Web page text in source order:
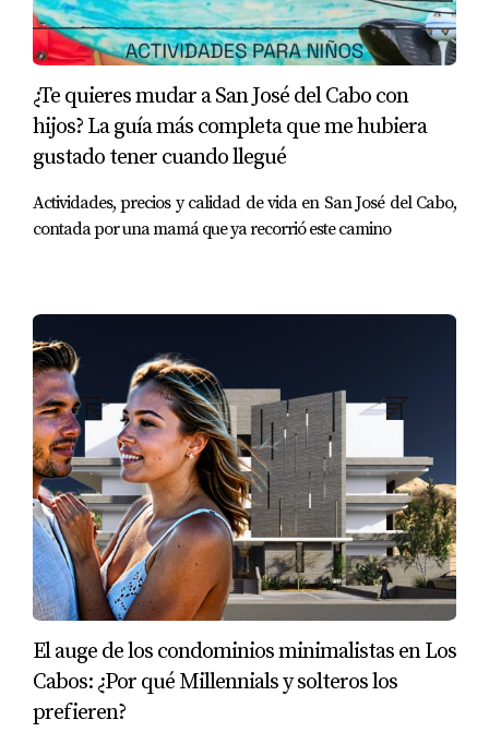
lo que pagas en comision muchas veces lo puedes
pagar en impuestos).
Servicios e Impuesto Predial
Además del ISR y las comisiones, deberás
asegurarte de estar al día con tus servicios e
impuestos prediales antes de cerrar la venta. Esto
incluye pagos por agua, electricidad y otros servicios
adeudos o créditos hipotecarios pendientes sobre la
propiedad. Estos gastos pueden parecer menores en
comparación con el ISR o las comisiones, pero
pueden afectar significativamente el proceso de
cierre si no se abordan a tiempo.
CASOS DE ESTUDIO
Estudio de Caso 1: La Familia Pérez
La familia Pérez decidió vender su casa después de
vivir allí durante más de diez años. Al principio
estaban preocupados por el ISR, pero tras consultar
con Yolanda Ramos, descubrieron que podían
beneficiarse de una exención debido a su largo
¿Te quieres mudar a San José del Cabo con
hijos? La guía más completa que me hubiera
gustado tener cuando llegué
Actividades, precios y calidad de vida en San José del Cabo,
contada por una mamá que ya recorrió este camino
El auge de los condominios minimalistas en Los
Cabos: ¿Por qué Millennials y solteros los
prefieren?